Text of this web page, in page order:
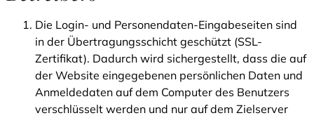
Die Login- und Personendaten-Eingabeseiten sind
in der Übertragungsschicht geschützt (SSL-
Zertifikat). Dadurch wird sichergestellt, dass die auf
der Website eingegebenen persönlichen Daten und
Anmeldedaten auf dem Computer des Benutzers
verschlüsselt werden und nur auf dem Zielserver